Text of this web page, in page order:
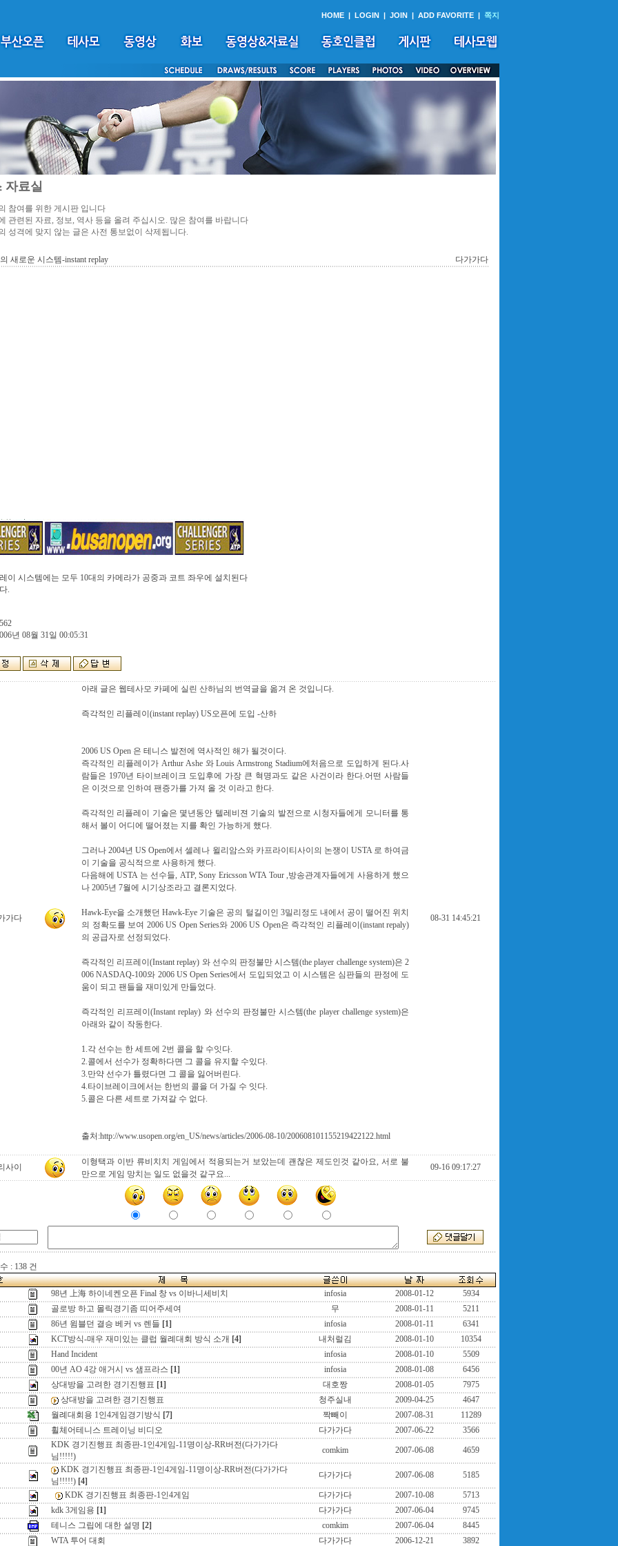
HOME | LOGIN | JOIN | ADD FAVORITE | 쪽지
자료실
참여를 위한 게시판 입니다
관련된 자료, 정보, 역사 등을 올려 주십시오. 많은 참여를 바랍니다
성격에 맞지 않는 글은 사전 통보없이 삭제됩니다.
새로운 시스템-instant replay 다가가다
이 시스템에는 모두 10대의 카메라가 공중과 코트 좌우에 설치된다
.
년 08월 31일 00:05:31
가다
아래 글은 웹테사모 카페에 실린 산하님의 번역글을 옮겨 온 것입니다.
즉각적인 리플레이(instant replay) US오픈에 도입 -산하
2006 US Open 은 테니스 발전에 역사적인 해가 될것이다.
즉각적인 리플레이가 Arthur Ashe 와 Louis Armstrong Stadium에처음으로 도입하게 된다.사
람들은 1970년 타이브레이크 도입후에 가장 큰 혁명과도 같은 사건이라 한다.어떤 사람들
은 이것으로 인하여 팬증가를 가져 올 것 이라고 한다.
즉각적인 리플레이 기술은 몇년동안 텔레비젼 기술의 발전으로 시청자들에게 모니터를 통
해서 볼이 어디에 떨어졌는 지를 확인 가능하게 했다.
그러나 2004년 US Open에서 셀레나 윌리암스와 카프라이티사이의 논쟁이 USTA 로 하여금
이 기술을 공식적으로 사용하게 했다.
다음해에 USTA 는 선수들, ATP, Sony Ericsson WTA Tour ,방송관계자들에게 사용하게 했으
나 2005년 7월에 시기상조라고 결론지었다.
Hawk-Eye을 소개했던 Hawk-Eye 기술은 공의 털길이인 3밀리정도 내에서 공이 떨어진 위치
의 정확도를 보여 2006 US Open Series와 2006 US Open은 즉각적인 리플레이(instant repaly)
의 공급자로 선정되었다.
즉각적인 리프레이(Instant replay) 와 선수의 판정불만 시스템(the player challenge system)은 2
006 NASDAQ-100와 2006 US Open Series에서 도입되었고 이 시스템은 심판들의 판정에 도
움이 되고 팬들을 재미있게 만들었다.
즉각적인 리프레이(Instant replay) 와 선수의 판정불만 시스템(the player challenge system)은
아래와 같이 작동한다.
1.각 선수는 한 세트에 2번 콜을 할 수잇다.
2.콜에서 선수가 정확하다면 그 콜을 유지할 수있다.
3.만약 선수가 틀렸다면 그 콜을 잃어버린다.
4.타이브레이크에서는 한번의 콜을 더 가질 수 잇다.
5.콜은 다른 세트로 가져갈 수 없다.
출처:http://www.usopen.org/en_US/news/articles/2006-08-10/200608101155219422122.html
08-31 14:45:21
사이
이형택과 이반 류비치치 게임에서 적용되는거 보았는데 괜찮은 제도인것 같아요, 서로 불
만으로 게임 망치는 일도 없을것 같구요...
09-16 09:17:27
: 138 건
98년 上海 하이네켄오픈 Final 창 vs 이바니세비치 infosia 2008-01-12
5934
골로방 하고 몰릭경기좀 띠어주세여
무 2008-01-11
5211
86년 윔블던 결승 베커 vs 렌들 [1] infosia 2008-01-11
6341
KCT방식-매우 재미있는 클럽 월례대회 방식 소개 [4] 내처럴김 2008-01-10
10354
Hand Incident
infosia 2008-01-10
5509
00년 AO 4강 애거시 vs 샘프라스 [1] infosia 2008-01-08
6456
상대방을 고려한 경기진행표 [1] 대호짱 2008-01-05
7975
상대방을 고려한 경기진행표
청주실내 2009-04-25
4647
월례대회용 1인4게임경기방식 [7] 짝빼이 2007-08-31
11289
휠체어테니스 트레이닝 비디오
다가가다 2007-06-22
3566
KDK 경기진행표 최종판-1인4게임-11명이상-RR버전(다가가다
님!!!!!)
comkim 2007-06-08
4659
KDK 경기진행표 최종판-1인4게임-11명이상-RR버전(다가가다
님!!!!!) [4]
다가가다 2007-06-08 5185
KDK 경기진행표 최종판-1인4게임 다가가다 2007-10-08
5713
kdk 3게임용 [1] 다가가다 2007-06-04
9745
테니스 그립에 대한 설명 [2] comkim 2007-06-04
8445
WTA 투어 대회
다가가다 2006-12-21 3892